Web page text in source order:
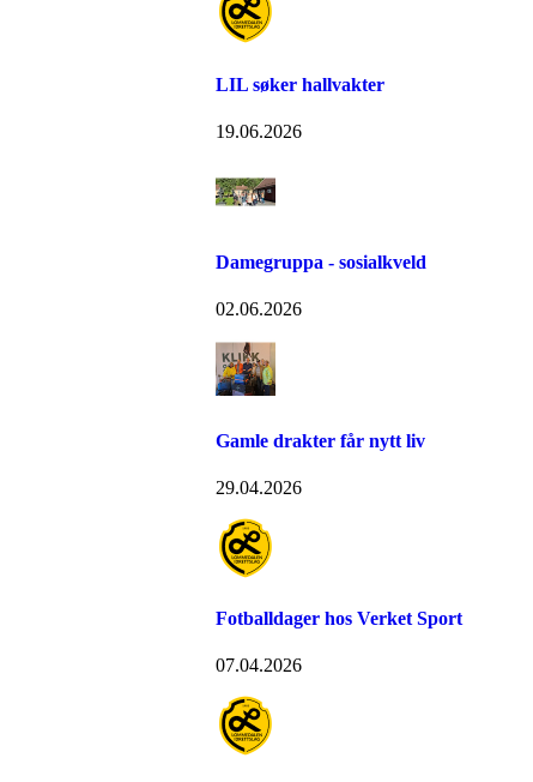
LIL søker hallvakter
19.06.2026
Damegruppa - sosialkveld
02.06.2026
Gamle drakter får nytt liv
29.04.2026
Fotballdager hos Verket Sport
07.04.2026